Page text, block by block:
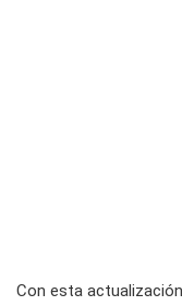
Con esta